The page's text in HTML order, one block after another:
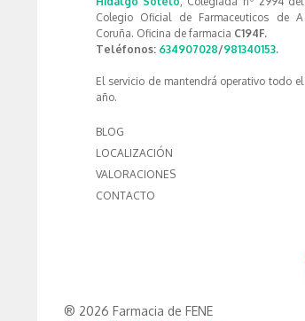
Colegio Oficial de Farmaceuticos de A
Coruña. Oficina de farmacia C194F.
Teléfonos: 634907028/981340153.
El servicio de mantendrá operativo todo el
año.
BLOG
LOCALIZACIÓN
VALORACIONES
CONTACTO
® 2026 Farmacia de FENE